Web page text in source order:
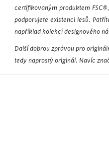
certifikovaným produktem
podporujete existenci lesů.
například kolekcí designového
Další dobrou zprávou pro
tedy naprostý originál. Navíc